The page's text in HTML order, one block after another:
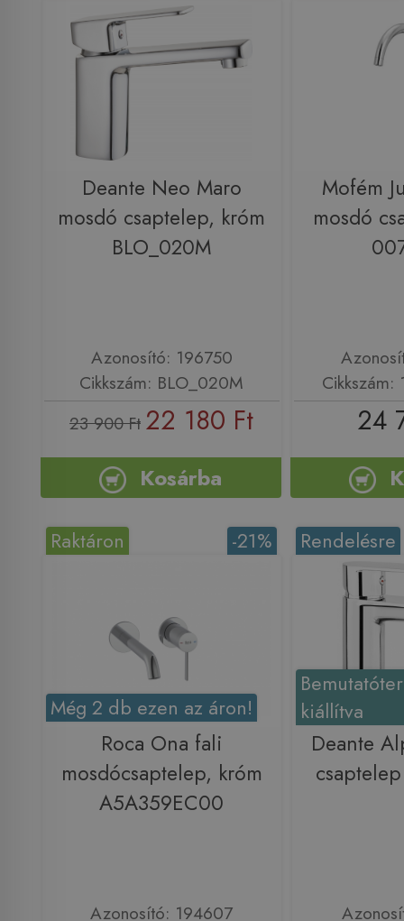
Deante Neo Maro
mosdó csaptelep, króm
BLO_020M
Azonosító: 196750
Cikkszám: BLO_020M
23 900 Ft 22 180 Ft
Kosárba
Mofém
mosdó
24
-21%
Raktáron
Még 2 db ezen az áron!
Roca Ona fali
mosdócsaptelep, króm
A5A359EC00
Azonosító: 194607
kiállítva
Rendelésre
Deante